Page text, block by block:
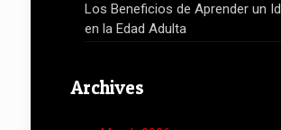
Los Beneficios de Aprender un
en la Edad Adulta
Archives